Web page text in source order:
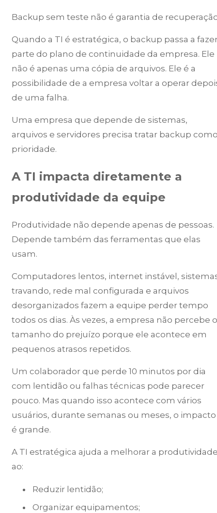
Backup sem teste não é garantia de
Quando a TI é estratégica, o backup passa a
parte do plano de continuidade da empresa. Ele
não é apenas uma cópia de arquivos. Ele é a
possibilidade de a empresa voltar a operar
de uma falha.
Uma empresa que depende de sistemas,
arquivos e servidores precisa tratar backup
prioridade.
A TI impacta diretamente a
produtividade da equipe
Produtividade não depende apenas de pessoas.
Depende também das ferramentas que elas
usam.
Computadores lentos, internet instável,
travando, rede mal configurada e arquivos
desorganizados fazem a equipe perder tempo
todos os dias. Às vezes, a empresa não percebe o
tamanho do prejuízo porque ele acontece em
pequenos atrasos repetidos.
Um colaborador que perde 10 minutos por dia
com lentidão ou falhas técnicas pode parecer
pouco. Mas quando isso acontece com vários
usuários, durante semanas ou meses, o impacto
é grande.
A TI estratégica ajuda a melhorar a
ao:
Reduzir lentidão;
Organizar equipamentos;